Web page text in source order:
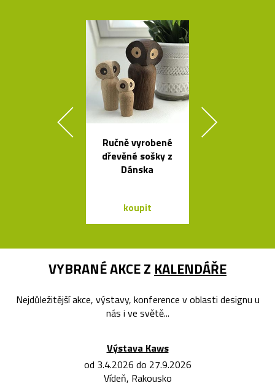
Ručně vyrobené
dřevěné sošky z
Dánska
koupit
VYBRANÉ AKCE Z KALENDÁŘE
Nejdůležitější akce, výstavy, konference v oblasti designu u
nás i ve světě...
Výstava Kaws
od 3.4.2026 do 27.9.2026
Vídeň, Rakousko